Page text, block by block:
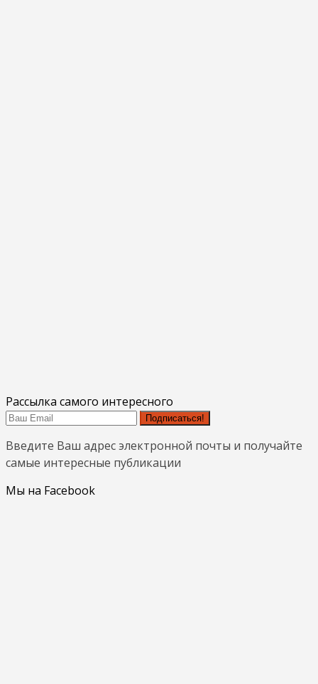
Рассылка самого интересного
Подписаться!
Введите Ваш адрес электронной почты и получайте
самые интересные публикации
Мы на Facebook